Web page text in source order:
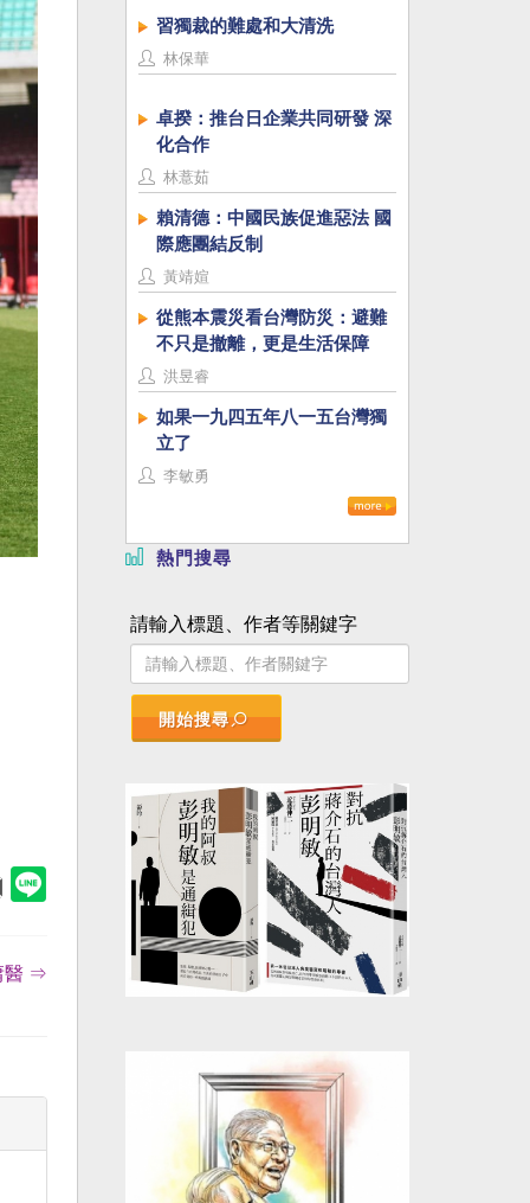
醫 ⇒
習獨裁的難處和大清洗
林保華
卓揆：推台日企業共同研發 深
化合作
林薏茹
賴清德：中國民族促進惡法 國
際應團結反制
黃靖媗
從熊本震災看台灣防災：避難
不只是撤離，更是生活保障
洪昱睿
如果一九四五年八一五台灣獨
立了
李敏勇
熱門搜尋
請輸入標題、作者等關鍵字
開始搜尋